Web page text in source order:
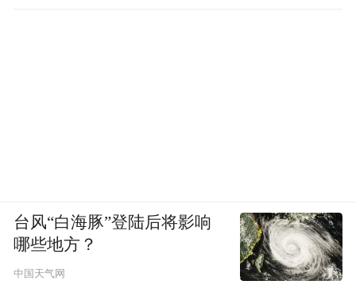
台风“白海豚”登陆后将影响
哪些地方？
中国天气网